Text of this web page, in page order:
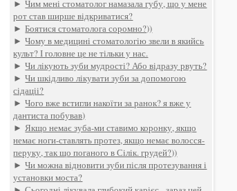
►Чим мені стоматолог намазала губу, що у мене
рот став ширше відкриватися?
►Боятися стоматолога соромно?))
►Чому в медицині стоматологію звели в якийсь
культ? І головне це не тільки у нас.
►Чи лікують зуби мудрості? Або відразу рвуть?
►Чи шкідливо лікувати зуби за допомогою
сідаціі?
►Чого вже встигли накоїти за ранок? я вже у
дантиста побував)
►Якщо немає зуба-ми ставимо коронку, якщо
немає ноги-ставлять протез, якщо немає волосся-
перуку, так що поганого в Сілік. грудей?))
►Чи можна відновити зуби після протезування і
установки моста?